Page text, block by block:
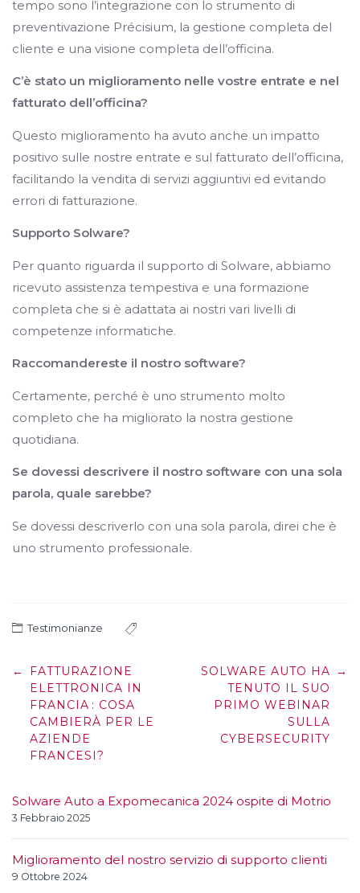
tempo sono l’integrazione con lo strumento di
preventivazione Précisium, la gestione completa del
cliente e una visione completa dell’officina.
C’è stato un miglioramento nelle vostre entrate e nel
fatturato dell’officina?
Questo miglioramento ha avuto anche un impatto
positivo sulle nostre entrate e sul fatturato dell’officina,
facilitando la vendita di servizi aggiuntivi ed evitando
errori di fatturazione.
Supporto Solware?
Per quanto riguarda il supporto di Solware, abbiamo
ricevuto assistenza tempestiva e una formazione
completa che si è adattata ai nostri vari livelli di
competenze informatiche.
Raccomandereste il nostro software?
Certamente, perché è uno strumento molto
completo che ha migliorato la nostra gestione
quotidiana.
Se dovessi descrivere il nostro software con una sola
parola, quale sarebbe?
Se dovessi descriverlo con una sola parola, direi che è
uno strumento professionale.
Testimonianze
Post
navigation
←
FATTURAZIONE
ELETTRONICA IN
FRANCIA : COSA
CAMBIERÀ PER LE
AZIENDE
FRANCESI?
SOLWARE AUTO HA
TENUTO IL SUO
PRIMO WEBINAR
SULLA
CYBERSECURITY
→
Solware Auto a Expomecanica 2024 ospite di Motrio
3 Febbraio 2025
Miglioramento del nostro servizio di supporto clienti
9 Ottobre 2024